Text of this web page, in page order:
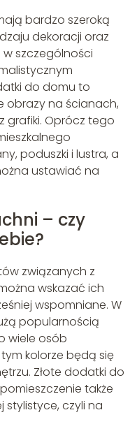
bardzo szeroką
dekoracji oraz
szczególności
do domu to
obrazy na ścianach,
grafiki. Oprócz tego
poduszki i lustra, a
ustawiać na
– czy
związanych z
wskazać ich
wspomniane. W
popularnością
wiele osób
kolorze będą się
Złote dodatki do
także
czyli na